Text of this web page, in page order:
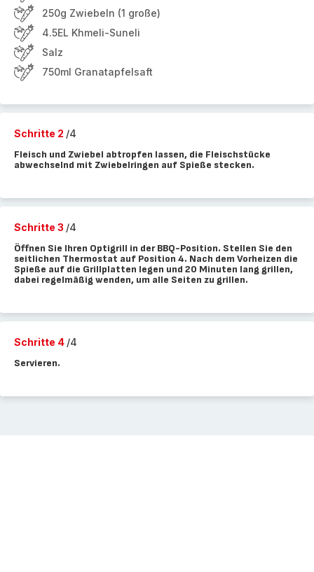
250g Zwiebeln (1 große)
4.5EL Khmeli-Suneli
Salz
750ml Granatapfelsaft
Schritte 2 /4
Fleisch und Zwiebel abtropfen lassen, die Fleischstücke
abwechselnd mit Zwiebelringen auf Spieße stecken.
Schritte 3 /4
Öffnen Sie Ihren Optigrill in der BBQ-Position. Stellen Sie den
seitlichen Thermostat auf Position 4. Nach dem Vorheizen die
Spieße auf die Grillplatten legen und 20 Minuten lang grillen,
dabei regelmäßig wenden, um alle Seiten zu grillen.
Schritte 4 /4
Servieren.